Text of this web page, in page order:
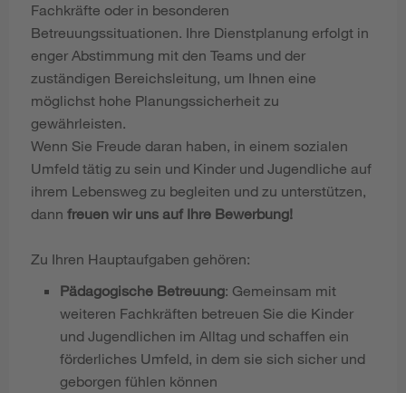
Fachkräfte oder in besonderen
Betreuungssituationen. Ihre Dienstplanung erfolgt in
enger Abstimmung mit den Teams und der
zuständigen Bereichsleitung, um Ihnen eine
möglichst hohe Planungssicherheit zu
gewährleisten.
Wenn Sie Freude daran haben, in einem sozialen
Umfeld tätig zu sein und Kinder und Jugendliche auf
ihrem Lebensweg zu begleiten und zu unterstützen,
dann freuen wir uns auf Ihre Bewerbung!
Zu Ihren Hauptaufgaben gehören:
Pädagogische Betreuung: Gemeinsam mit
weiteren Fachkräften betreuen Sie die Kinder
und Jugendlichen im Alltag und schaffen ein
förderliches Umfeld, in dem sie sich sicher und
geborgen fühlen können